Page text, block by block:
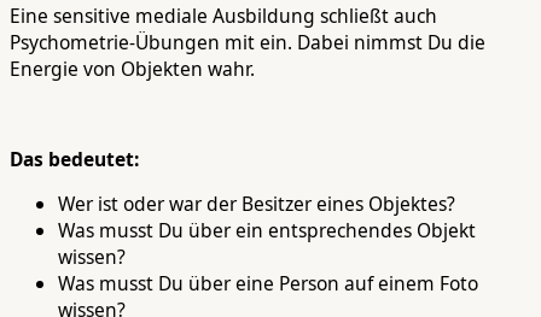
Eine sensitive mediale Ausbildung schließt auch
Psychometrie-Übungen mit ein. Dabei nimmst Du die
Energie von Objekten wahr.
Das bedeutet:
Wer ist oder war der Besitzer eines Objektes?
Was musst Du über ein entsprechendes Objekt
wissen?
Was musst Du über eine Person auf einem Foto
wissen?